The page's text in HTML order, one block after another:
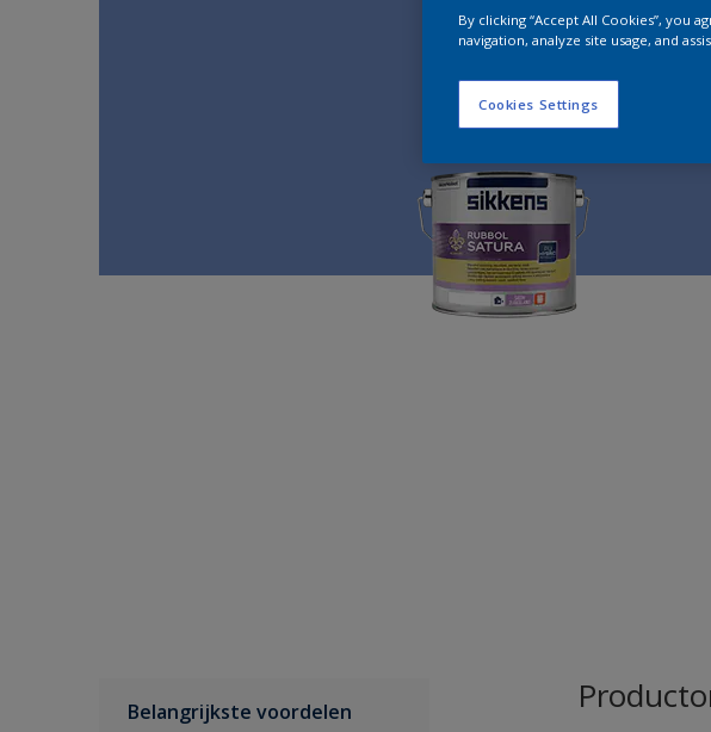
Belangrijkste voordelen
By clicking “Accept All Cookies”, you
navigation, analyze site usage, and
Cookies Settings